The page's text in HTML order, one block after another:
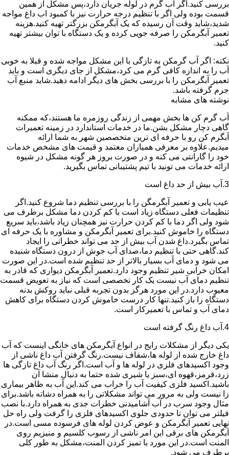
بررسی کنید.اگر آب گرم در لوله جریان دارد،پس مشکل از همین
قسمت بوده ولی اگر با تنظیم درجه حرارت نیز با کمبود اب داغ مواجه
شدید،شاید وقت آن رسیده که یک آبگرمکن بزرگتر تهیه کنید.هزینه
تعمیر آبگرمکن را صرفه جویی کرده و یک دستگاه با توان بیشتر تهیه
کنید.
نکته: اگر آب گرمکن به تازگی با این مشکل مواجه شده و قبلا به خوبی
آب را به اندازه کافی گرم می کرد،مشکل از جای دیگری است و باید
تعمیر آبگرمکن را با بررسی بخش های دیگر ادامه دهید.شاید منبع آب
جرم گرفته باشد.
نوشته های مشابه
آب گرم کن ها بخش مهمی از زندگی روزمره ما هستند،که ممکنه
گاهی دچار مشکل بشن.ما در خدمات استاندارد در زمینه تعمیرات
آبگرم کن رو با حرفه ای ترین متخصصین شهر به شما ارائه
میدیم.علاوه بر معرفی همیاران معتمد و قیمت های مشخص خدمات
خود را گارانتی می کنه و در صورت بروز هر گونه مشکل در شیوه
ارائه خدمات می تونید با تیم پشتیبانی تماس بگیرید.
3.آب بیش از حد داغ است
عیب یابی و تعمیر آبگرمگن را با بررسی تنظیم دما شروع کنید.اگر
تنظیمات فعلی دستگاه زیاد است با کم کردن دما مشکل برطرف می
شود ولی اگر دما با کم کردن حرارت نیز همچنان زیاد باشد،باید سریع
دستگاه را خاموش کنید.برای تعمیر آبگرمکن و مشاوره با یک حرفه ای
تماس بگیرد.داغ شدن آب بیش از حد می تواند خطراتی را ایجاد
کند.گاهی حتی با تنظیم دما،صدای آب جوش از درون دستگاه شنیده
می شود و دمای آب بسیار بالاتر از حد تنظیم شده است.در این صورت
امکان خرابی شیر تنظیم وجود دارد.تعمیر آبگرمکن دیواری که قادر به
تنظیم دمای آب نیست یک کار تخصصی است که نیاز به تعویض قسمت
معیوب دارد.در این مورد هرگز بدون تجربه قبلی نباید روکش بدنه
دستگاه را باز کنید.تنها کار درست خاموش کردن دستگاه برای کاهش
دمای آب و تماس با تعمیرکار است.
4.آب داغ رنگ گرفته است
یکی دیگر از مشکلات رایج در انواع آبگرمکن های خانگی اینست که آب
داغ خارج شده از لوله ها،شفاف نیست.رنگ گرفتن آب داغ ناشی از
وجود اکسیدهای فلزی در لوله ها و آب است.اگر رنگ آب داغ تازگی ها
زرد،قرمز،قهوه ای،سبز یا شیری شده حتما به دنبال منشا آن
باشید.اکسید فلزی کیفیت آب را خراب می کند.این آب به ظاهر بیماری
زا نیست ولی به مرور می تواند مشکلاتی را به همراه دشاته باشد.برای
مثال وجود سرب در آب آشامیدنی خطرات جدی به همراه دارد.با نصب
فیلتر می توان تا حدودی جلوی اکسیدهای فلزی را گرفت ولی راه حل
نهایی تعمیر آبگرمکن و عوض کردن لوله های فرسوده مسی است.در
آبگرمکن های برقی این امر ناشی از رسوب کلسیم و منیزیم روی
المنت است.در این مورد با تمیز کردن المنت،مشکل به طور کلی
برطرف می شود.